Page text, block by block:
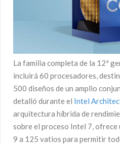
La familia completa de la 12ª
incluirá 60 procesadores,
500 diseños de un amplio
detalló durante el Intel
arquitectura híbrida de
sobre el proceso Intel 7, ofrece
9 a 125 vatios para permitir